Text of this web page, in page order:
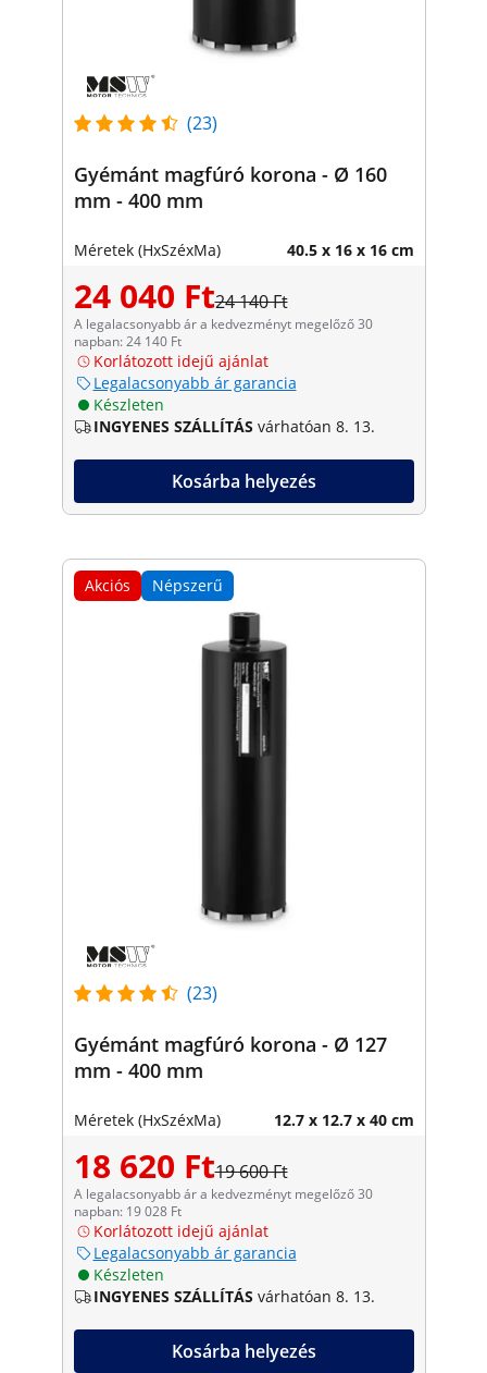
(23)
Gyémánt magfúró korona - Ø 160
mm - 400 mm
Méretek (HxSzéxMa) 40.5 x 16 x 16 cm
24 040 Ft24 140 Ft
A legalacsonyabb ár a kedvezményt megelőző 30
napban: 24 140 Ft
Korlátozott idejű ajánlat
Legalacsonyabb ár garancia
Készleten
INGYENES SZÁLLÍTÁS várhatóan 8. 13.
Kosárba helyezés
Akciós Népszerű
(23)
Gyémánt magfúró korona - Ø 127
mm - 400 mm
Méretek (HxSzéxMa) 12.7 x 12.7 x 40 cm
18 620 Ft19 600 Ft
A legalacsonyabb ár a kedvezményt megelőző 30
napban: 19 028 Ft
Korlátozott idejű ajánlat
Legalacsonyabb ár garancia
Készleten
INGYENES SZÁLLÍTÁS várhatóan 8. 13.
Kosárba helyezés